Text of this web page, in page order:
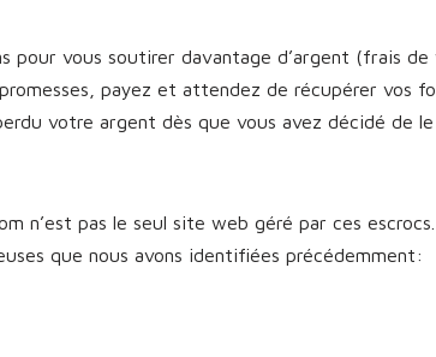
pour vous soutirer davantage d’argent (frais de
payez et attendez de récupérer vos
votre argent dès que vous avez décidé de
n’est pas le seul site web géré par ces
que nous avons identifiées précédemment: